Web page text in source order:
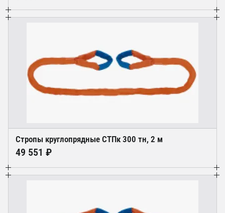
Стропы круглопрядные СТПк 300 тн, 2 м
49 551 ₽